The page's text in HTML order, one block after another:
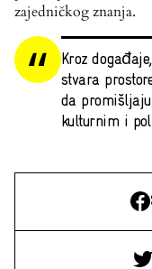
zajedničkog znanja.
Kroz
stvara
da
kulturnim i